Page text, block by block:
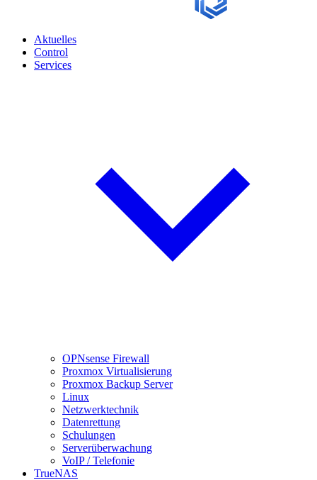
Aktuelles
Control
Services
OPNsense Firewall
Proxmox Virtualisierung
Proxmox Backup Server
Linux
Netzwerktechnik
Datenrettung
Schulungen
Serverüberwachung
VoIP / Telefonie
TrueNAS